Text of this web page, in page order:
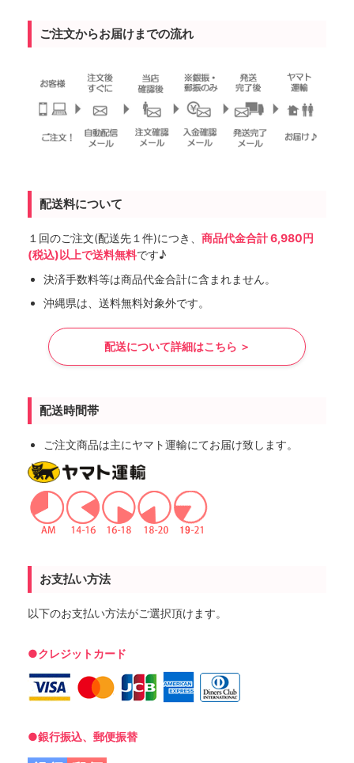
ご注文からお届けまでの流れ
配送料について
１回のご注文(配送先１件)につき、 商品代金合計 6,980円
(税込)以上で送料無料です♪
決済手数料等は商品代金合計に含まれません。
沖縄県は、送料無料対象外です。
配送について詳細はこちら ＞
配送時間帯
ご注文商品は主にヤマト運輸にてお届け致します。
お支払い方法
以下のお支払い方法がご選択頂けます。
●クレジットカード
●銀行振込、郵便振替